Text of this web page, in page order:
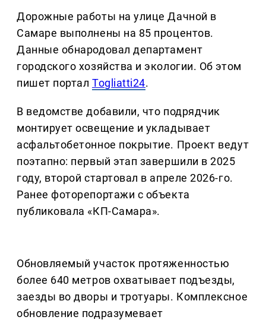
Дорожные работы на улице Дачной в
Самаре выполнены на 85 процентов.
Данные обнародовал департамент
городского хозяйства и экологии. Об этом
пишет порталTogliatti24.
В ведомстве добавили, что подрядчик
монтирует освещение и укладывает
асфальтобетонное покрытие. Проект ведут
поэтапно: первый этап завершили в 2025
году, второй стартовал в апреле 2026-го.
Ранее фоторепортажи с объекта
публиковала «КП-Самара».
Обновляемый участок протяженностью
более 640 метров охватывает подъезды,
заезды во дворы и тротуары. Комплексное
обновление подразумевает